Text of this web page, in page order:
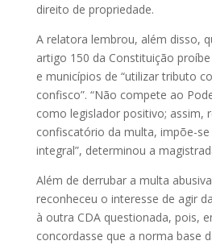
direito de propriedade.
A relatora lembrou, além disso,
artigo 150 da Constituição
e municípios de “utilizar tributo
confisco”. “Não compete ao
como legislador positivo; assim,
confiscatório da multa, impõe-se
integral”, determinou a
Além de derrubar a multa
reconheceu o interesse de agir
à outra CDA questionada, pois,
concordasse que a norma base